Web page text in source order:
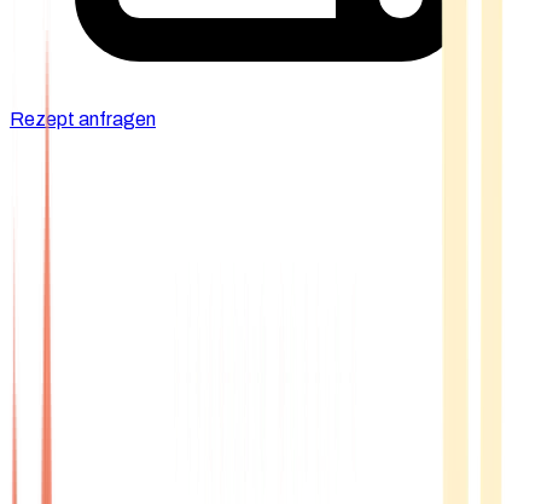
Rezept anfragen